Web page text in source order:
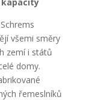
všemi směry
zemí i států
domy.
řemeslníků